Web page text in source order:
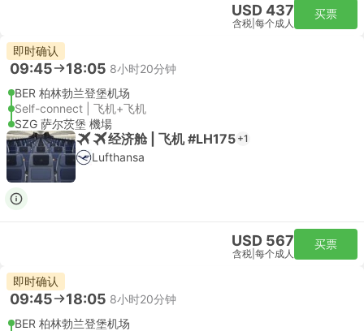
USD 437
含税 每个成人
买票
即时确认
09:45 18:05 8小时20分钟
BER 柏林勃兰登堡机场
Self-connect | 飞机+飞机
SZG 萨尔茨堡 機場
经济舱 | 飞机 #LH175 +1
Lufthansa
USD 567
含税 每个成人
买票
即时确认
09:45 18:05 8小时20分钟
BER 柏林勃兰登堡机场